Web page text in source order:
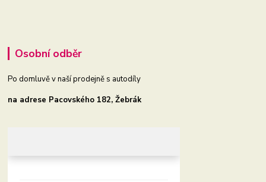
Osobní odběr
Po domluvě v naší prodejně s autodíly
na adrese Pacovského 182, Žebrák